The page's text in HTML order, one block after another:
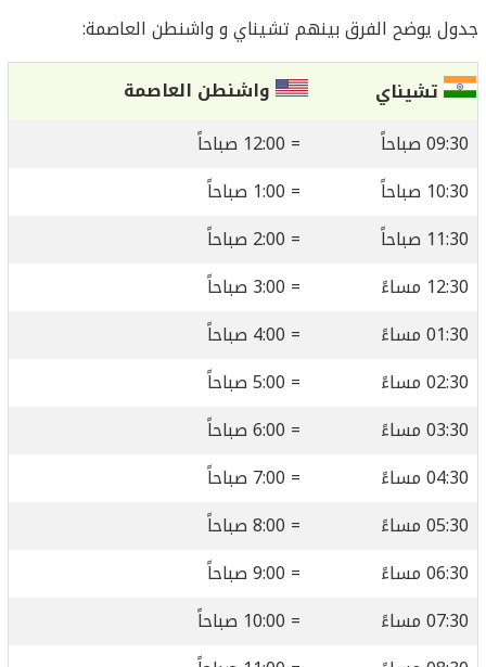
جدول يوضح الفرق بينهم تشيناي و واشنطن العاصمة:
تشيناي
واشنطن العاصمة
09:30 صباحاً
= 12:00 صباحاً
10:30 صباحاً
= 1:00 صباحاً
11:30 صباحاً
= 2:00 صباحاً
12:30 مساءً
= 3:00 صباحاً
01:30 مساءً
= 4:00 صباحاً
02:30 مساءً
= 5:00 صباحاً
03:30 مساءً
= 6:00 صباحاً
04:30 مساءً
= 7:00 صباحاً
05:30 مساءً
= 8:00 صباحاً
06:30 مساءً
= 9:00 صباحاً
07:30 مساءً
= 10:00 صباحاً